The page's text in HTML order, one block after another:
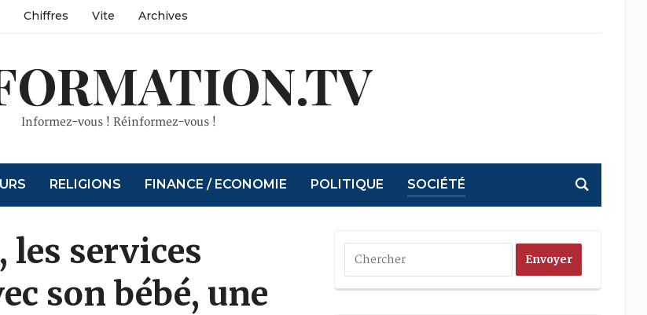
Chiffres Vite Archives
Informez-vous ! Réinformez-vous !
RELIGIONS FINANCE / ECONOMIE POLITIQUE SOCIÉTÉ
les services
son bébé, une